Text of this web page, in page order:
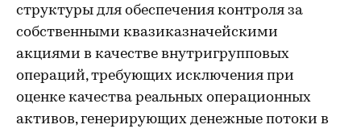
структуры для обеспечения контроля за
собственными квазиказначейскими
акциями в качестве внутригрупповых
операций, требующих исключения при
оценке качества реальных операционных
активов, генерирующих денежные потоки в